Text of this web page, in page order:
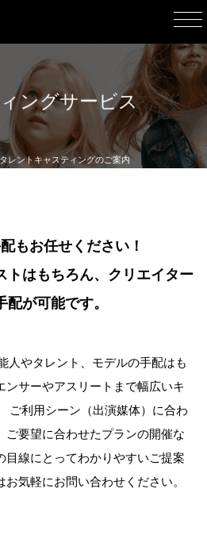
ングサービス
レントキャスティングのご案内
もお任せください！
トはもちろん、クリエイター
配が可能です。
人やタレント、モデルの手配はも
ンサーやアスリートまで幅広いキ
ご利用シーン（出演媒体）に合わ
ご要望に合わせたプランの開催な
目線にとってわかりやすいご提案
気軽にお問い合わせください。